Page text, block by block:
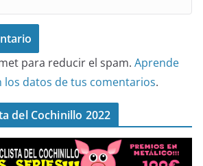
para reducir el spam. Aprende
los datos de tus comentarios.
del Cochinillo 2022